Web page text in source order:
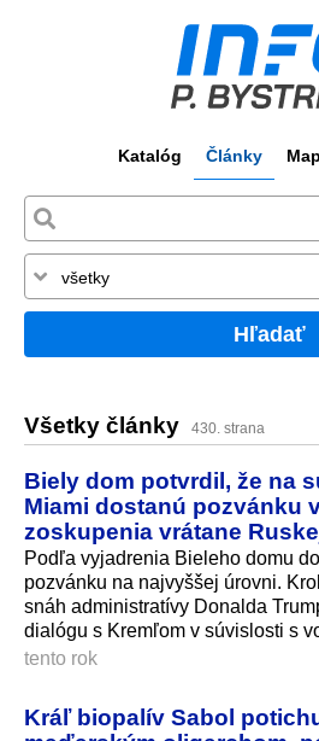
Katalóg Články
Hľadať
Všetky články 430. strana
Biely dom potvrdil, že na
Miami dostanú pozvánku
zoskupenia vrátane
Podľa vyjadrenia Bieleho domu
pozvánku na najvyššej úrovni.
snáh administratívy Donalda
dialógu s Kremľom v súvislosti s
tento rok
Kráľ biopalív Sabol